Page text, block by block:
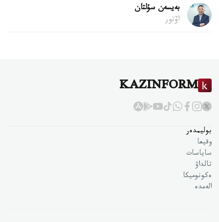
بەيسەن سۇلتان
اۆتور
KAZINFORM
بوليمدەر
وقيعا
ساياسات
تالداۋ
ەكونوميكا
الەمدە